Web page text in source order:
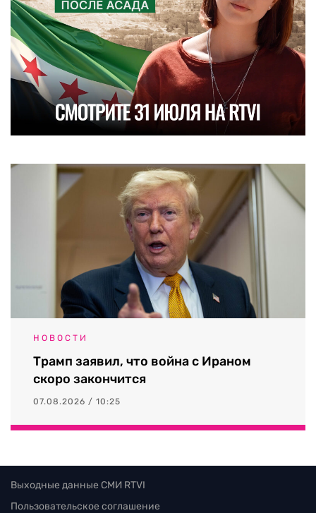
НОВОСТИ
Трамп заявил, что война с Ираном
скоро закончится
07.08.2026 / 10:25
Выходные данные СМИ RTVI
Пользовательское соглашение